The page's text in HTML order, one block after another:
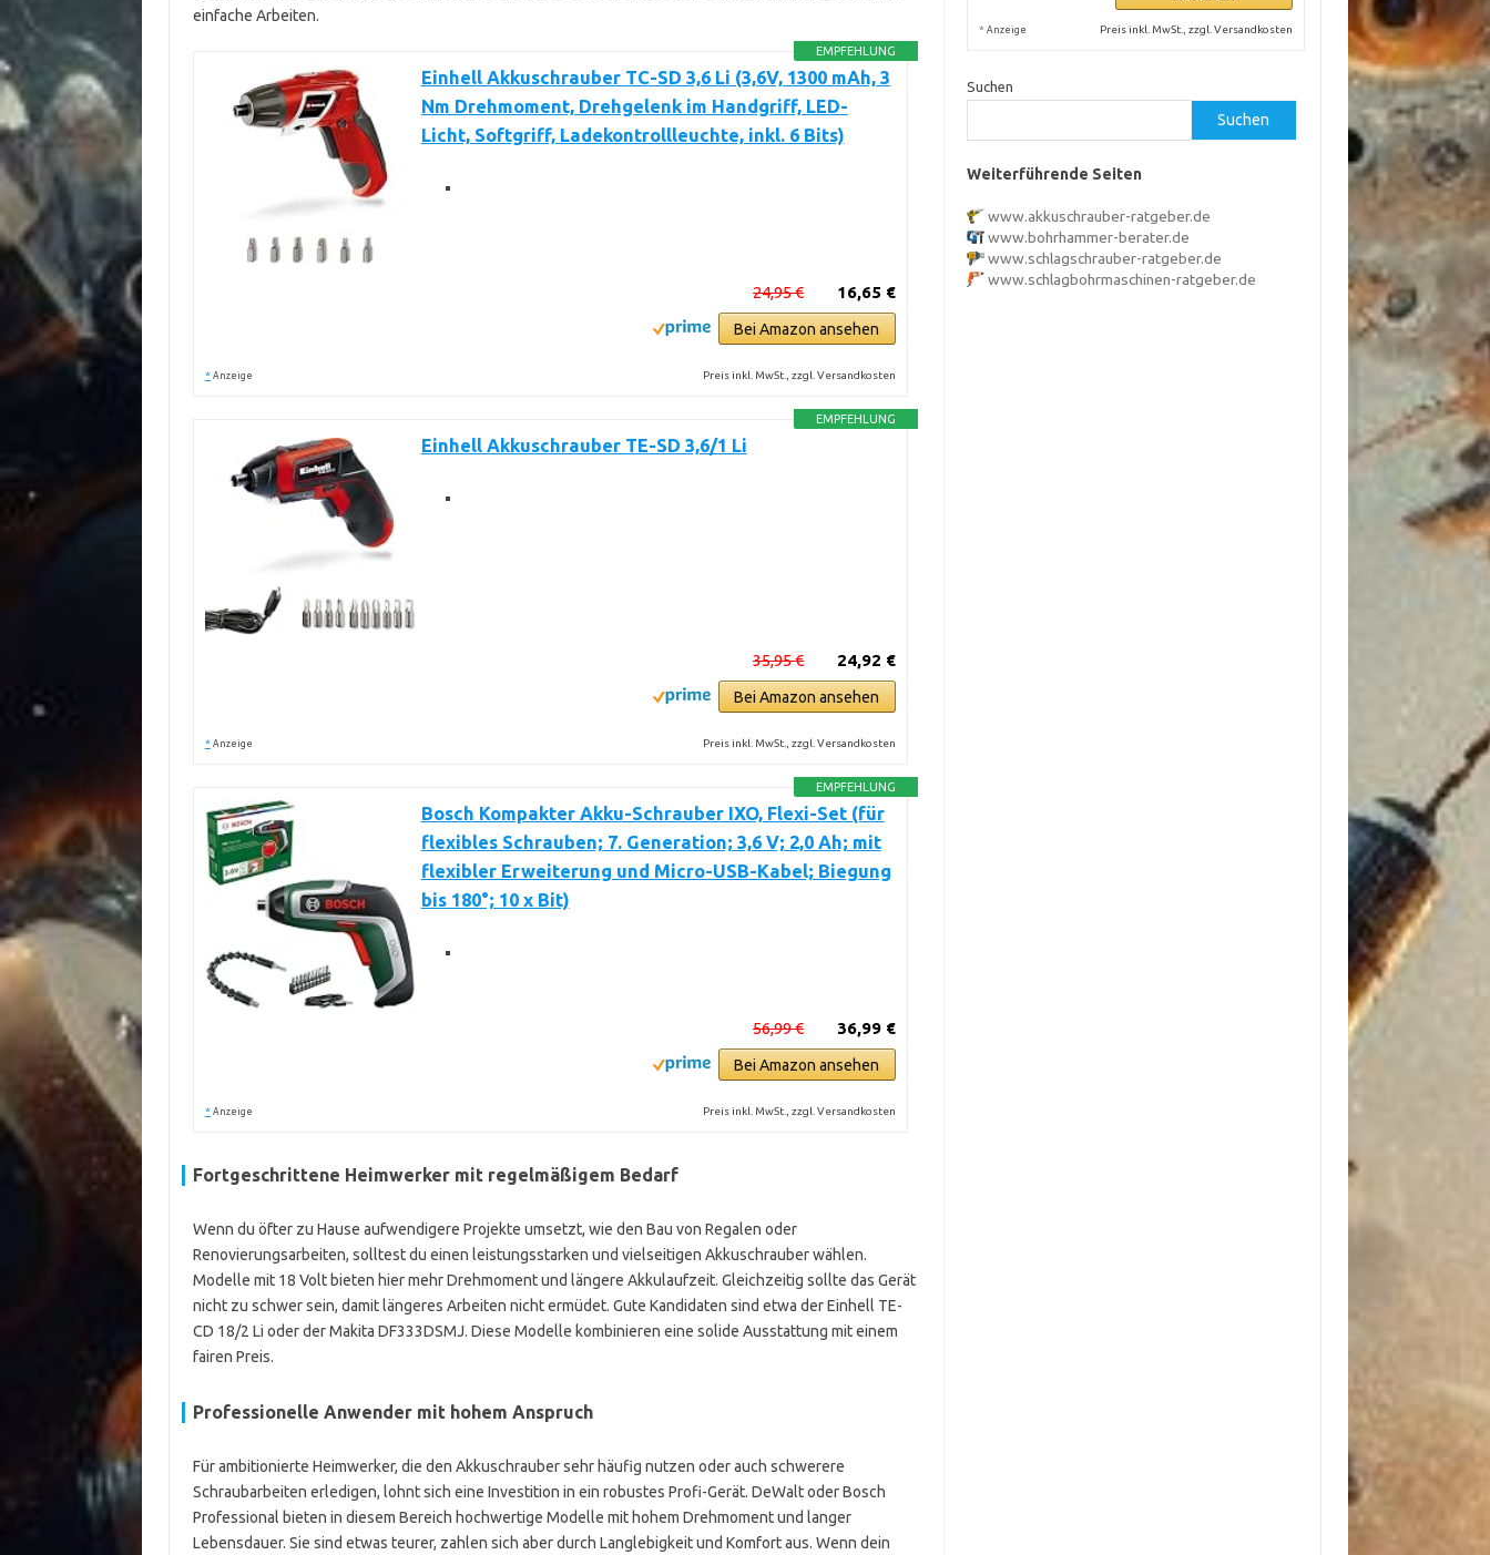
einfache Arbeiten.
EMPFEHLUNG
Einhell Akkuschrauber TC-SD 3,6 Li (3,6V, 1300 mAh, 3
Nm Drehmoment, Drehgelenk im Handgriff, LED-
Licht, Softgriff, Ladekontrollleuchte, inkl. 6 Bits)
16,65 €
24,95 €
Bei Amazon ansehen
* Anzeige Preis inkl. MwSt., zzgl. Versandkosten
EMPFEHLUNG
Einhell Akkuschrauber TE-SD 3,6/1 Li
24,92 €
35,95 €
Bei Amazon ansehen
* Anzeige Preis inkl. MwSt., zzgl. Versandkosten
EMPFEHLUNG
Bosch Kompakter Akku-Schrauber IXO, Flexi-Set (für
flexibles Schrauben; 7. Generation; 3,6 V; 2,0 Ah; mit
flexibler Erweiterung und Micro-USB-Kabel; Biegung
bis 180°; 10 x Bit)
36,99 €
56,99 €
Bei Amazon ansehen
* Anzeige Preis inkl. MwSt., zzgl. Versandkosten
Fortgeschrittene Heimwerker mit regelmäßigem Bedarf
Wenn du öfter zu Hause aufwendigere Projekte umsetzt, wie den Bau von Regalen oder
Renovierungsarbeiten, solltest du einen leistungsstarken und vielseitigen Akkuschrauber wählen.
Modelle mit 18 Volt bieten hier mehr Drehmoment und längere Akkulaufzeit. Gleichzeitig sollte das Gerät
nicht zu schwer sein, damit längeres Arbeiten nicht ermüdet. Gute Kandidaten sind etwa der Einhell TE-
CD 18/2 Li oder der Makita DF333DSMJ. Diese Modelle kombinieren eine solide Ausstattung mit einem
fairen Preis.
Professionelle Anwender mit hohem Anspruch
Für ambitionierte Heimwerker, die den Akkuschrauber sehr häufig nutzen oder auch schwerere
Schraubarbeiten erledigen, lohnt sich eine Investition in ein robustes Profi-Gerät. DeWalt oder Bosch
Professional bieten in diesem Bereich hochwertige Modelle mit hohem Drehmoment und langer
Lebensdauer. Sie sind etwas teurer, zahlen sich aber durch Langlebigkeit und Komfort aus. Wenn dein
* Anzeige Preis inkl. MwSt., zzgl. Versandkosten
Suchen
Suchen
Weiterführende Seiten
www.akkuschrauber-ratgeber.de
www.bohrhammer-berater.de
www.schlagschrauber-ratgeber.de
www.schlagbohrmaschinen-ratgeber.de